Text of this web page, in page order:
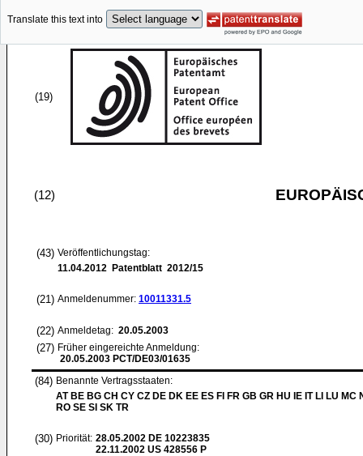
Translate this text into
(19)
(12)
(43) Veröffentlichungstag:
11.04.2012 Patentblatt 2012/15
(21) Anmeldenummer: 10011331.5
(22) Anmeldetag: 20.05.2003
(27) Früher eingereichte Anmeldung:
20.05.2003 PCT/DE03/01635
(84) Benannte Vertragsstaaten:
AT BE BG CH CY CZ DE DK EE ES FI FR GB GR HU IE IT LI LU MC
RO SE SI SK TR
(30) Priorität: 28.05.2002 DE 10223835
22.11.2002 US 428556 P